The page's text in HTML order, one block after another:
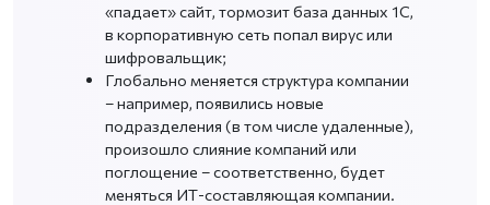
«падает» сайт, тормозит база данных 1С,
в корпоративную сеть попал вирус или
шифровальщик;
Глобально меняется структура компании
– например, появились новые
подразделения (в том числе удаленные),
произошло слияние компаний или
поглощение – соответственно, будет
меняться ИТ-составляющая компании.